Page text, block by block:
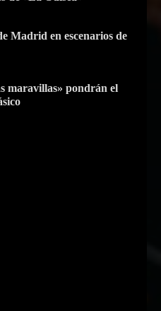
Madrid en escenarios de
maravillas» pondrán el